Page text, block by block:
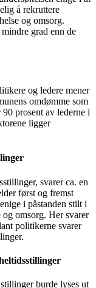
å rekruttere
og omsorg.
grad enn de
og ledere mener
omdømme som
prosent av lederne i
ligger
svarer ca. en
først og fremst
i påstanden stilt i
omsorg. Her svarer
politikerne svarer
burde lyses ut